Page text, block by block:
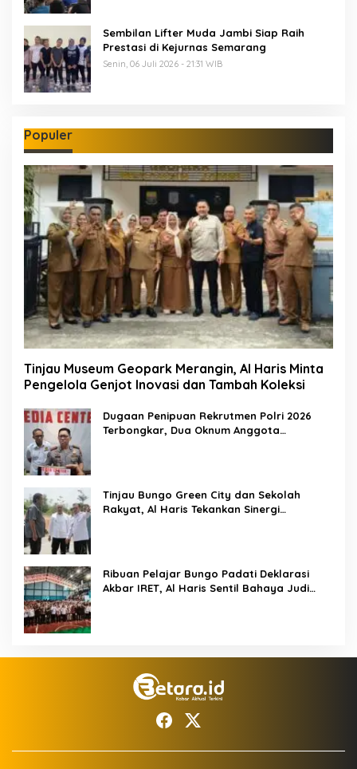
Sembilan Lifter Muda Jambi Siap Raih
Prestasi di Kejurnas Semarang
Senin, 06 Juli 2026 - 21:31 WIB
Populer
Tinjau Museum Geopark Merangin, Al Haris Minta
Pengelola Genjot Inovasi dan Tambah Koleksi
Dugaan Penipuan Rekrutmen Polri 2026
Terbongkar, Dua Oknum Anggota
Tinjau Bungo Green City dan Sekolah
Rakyat, Al Haris Tekankan Sinergi
Ribuan Pelajar Bungo Padati Deklarasi
Akbar IRET, Al Haris Sentil Bahaya Judi